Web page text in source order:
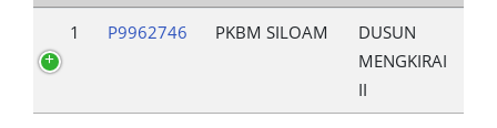
1 P9962746 PKBM SILOAM
DUSUN
MENGKIRAI
II